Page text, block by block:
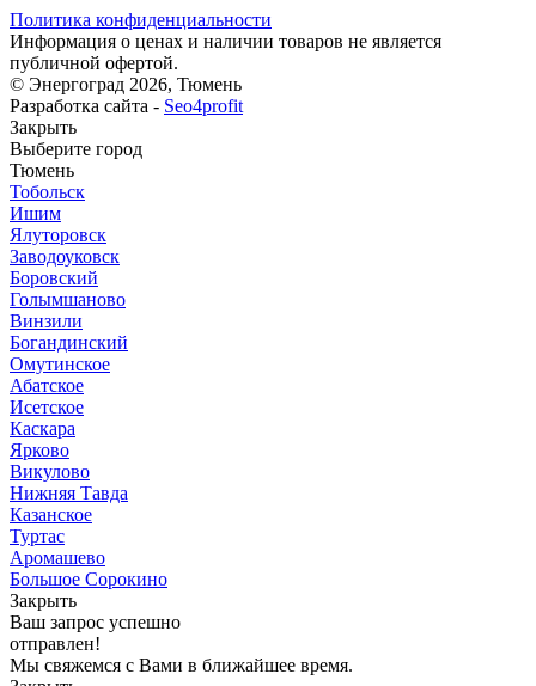
Политика конфиденциальности
Информация о ценах и наличии товаров не является
публичной офертой.
© Энергоград 2026, Тюмень
Разработка сайта - Seo4profit
Закрыть
Выберите город
Тюмень
Тобольск
Ишим
Ялуторовск
Заводоуковск
Боровский
Голымшаново
Винзили
Богандинский
Омутинское
Абатское
Исетское
Каскара
Ярково
Викулово
Нижняя Тавда
Казанское
Туртас
Аромашево
Большое Сорокино
Закрыть
Ваш запрос успешно
отправлен!
Мы свяжемся с Вами в ближайшее время.